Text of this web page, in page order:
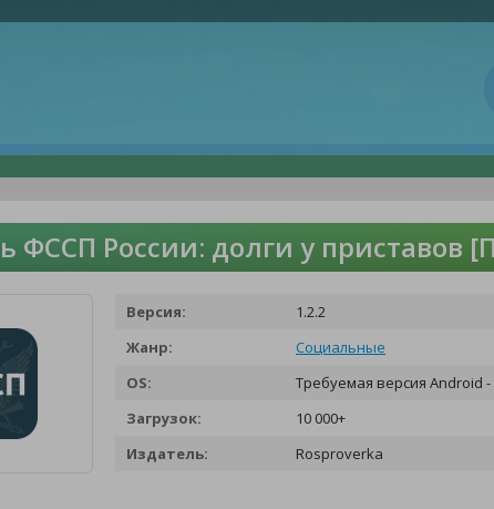
ФССП России: долги у приставов
Версия:
1.2.2
Жанр:
Социальные
OS:
Требуемая версия Android
Загрузок:
10 000+
Издатель:
Rosproverka